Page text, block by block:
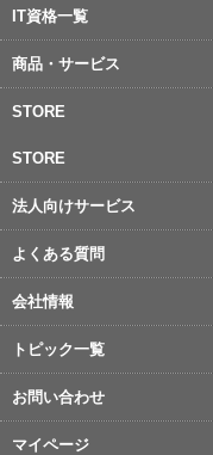
IT資格一覧
商品・サービス
STORE
STORE
法人向けサービス
よくある質問
会社情報
トピック一覧
お問い合わせ
マイページ